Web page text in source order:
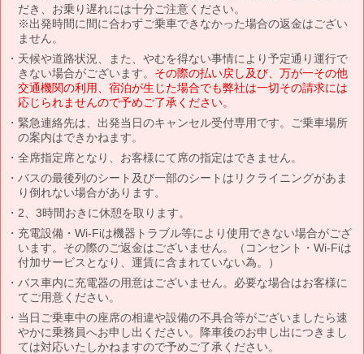
だき、お乗り遅れには十分ご注意ください。
※出発時間に間に合わずご乗車できなかった場合の返金はござい
ません。
天候や道路状況、また、やむを得ない事情により予定通り運行で
きない場合がございます。 その際の払い戻し及び、万が一その他
交通機関の利用、宿泊が生じた場合でも弊社は一切その請求には
応じられませんので予めご了承ください。
緊急連絡先は、出発当日のキャンセル受付専用です。ご乗車場所
の案内はできかねます。
全席指定席となり、お客様にて席の指定はできません。
バスの最後列のシート及び一部のシートはリクライニングがあま
り倒れない場合があります。
2、3時間おきに休憩を取ります。
充電設備・Wi-Fiは機器トラブル等により使用できない場合がござ
います。その際のご返金はございません。（コンセント・Wi-Fiは
付加サービスとなり、運賃に含まれていない為。）
バス車内に充電器の用意はございません。必要な場合はお客様に
てご用意ください。
当日ご乗車中の座席の相違や設備の不具合等がございましたら速
やかに乗務員へお申し出ください。降車後のお申し出につきまし
ては対応いたしかねますので予めご了承ください。